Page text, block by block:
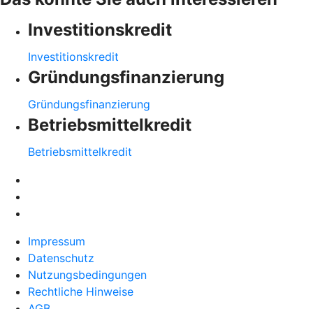
Investitionskredit
Investitionskredit
Gründungsfinanzierung
Gründungsfinanzierung
Betriebsmittelkredit
Betriebsmittelkredit
Impressum
Datenschutz
Nutzungsbedingungen
Rechtliche Hinweise